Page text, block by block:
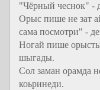
"Чёрный чеснок" -
Орыс пише не зат
сама посмотри" -
Ногай пише
шыгады.
Сол заман орамда
коьринеди.